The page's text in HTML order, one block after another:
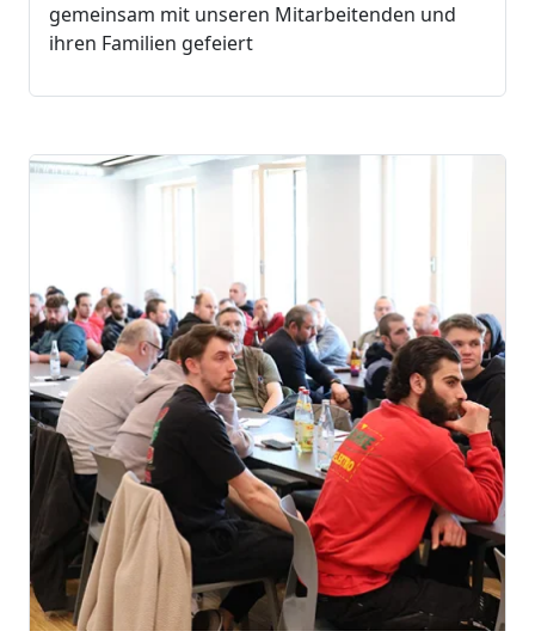
gemeinsam mit unseren Mitarbeitenden und
ihren Familien gefeiert